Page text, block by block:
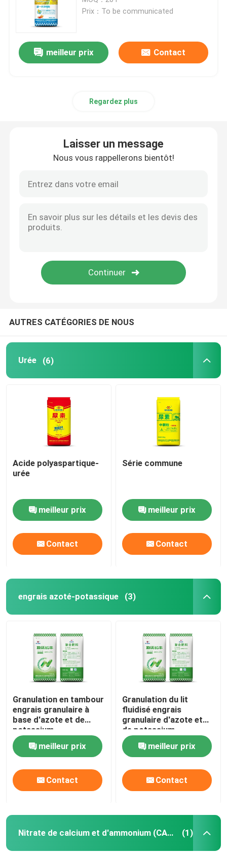
engrais azoté-potassique
Engrais composé
Bio-Méthanol
Urée des véhicules à moteur de catégorie
POM plastique
Acide humique
Prix：To be communicated
meilleur prix Contact
Regardez plus
Laisser un message
Nous vous rappellerons bientôt!
AUTRES CATÉGORIES DE NOUS
Urée (6)
Acide polyaspartique-
urée
meilleur prix
Contact
Série commune
meilleur prix
Contact
engrais azoté-potassique (3)
Granulation en tambour
engrais granulaire à
base d'azote et de
potassium
meilleur prix
Contact
Granulation du lit
fluidisé engrais
granulaire d'azote et
de potassium
meilleur prix
Contact
Nitrate de calcium et d'ammonium (CAN) (1)